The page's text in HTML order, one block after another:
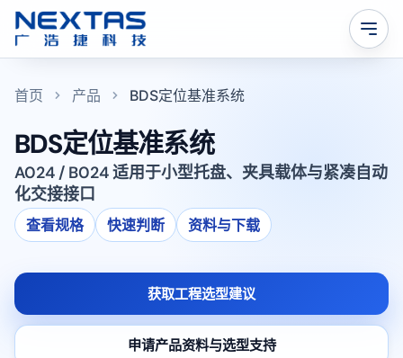
首页 产品 BDS定位基准系统
BDS定位基准系统
A024 / B024 适用于小型托盘、夹具载体与紧凑自动
化交接接口
查看规格 快速判断 资料与下载
获取工程选型建议
申请产品资料与选型支持